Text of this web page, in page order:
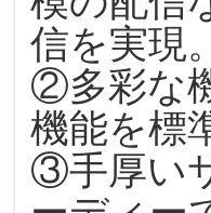
信を実現。
②多彩な
機能を標
③手厚い